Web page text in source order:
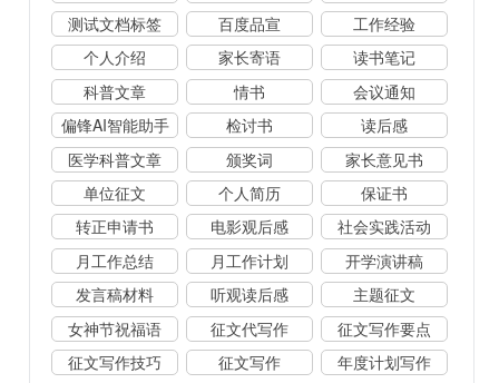
测试文档标签
百度品宣
工作经验
个人介绍
家长寄语
读书笔记
科普文章
情书
会议通知
偏锋AI智能助手
检讨书
读后感
医学科普文章
颁奖词
家长意见书
单位征文
个人简历
保证书
转正申请书
电影观后感
社会实践活动
月工作总结
月工作计划
开学演讲稿
发言稿材料
听观读后感
主题征文
女神节祝福语
征文代写作
征文写作要点
征文写作技巧
征文写作 年度计划写作